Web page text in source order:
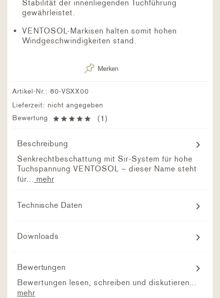
Stabilität der innenliegenden Tuchführung
gewährleistet.
VENTOSOL-Markisen halten somit hohen
Windgeschwindigkeiten stand.
Merken
Artikel-Nr.: 80-VSXX00
Lieferzeit: nicht angegeben
Bewertung
(1 )
Beschreibung
Senkrechtbeschattung mit Sir-System für hohe
Tuchspannung VENTOSOL – dieser Name steht
für...
mehr
Technische Daten
Downloads
Bewertungen
Bewertungen lesen, schreiben und diskutieren...
mehr